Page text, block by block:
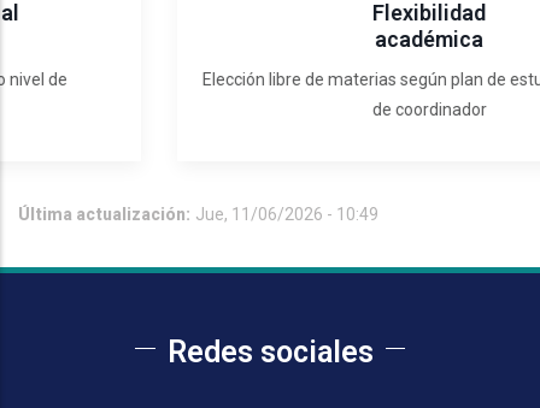
Elección libre de materias según plan de estudios y asesoría
Última actualización: Jue, 11/06/2026 - 10:49
Redes sociales